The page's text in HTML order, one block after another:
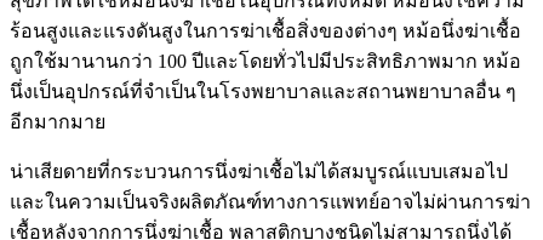
ร้อนสูงและแรงดันสูงในการฆ่าเชื้อสิ่งของต่างๆ หม้อนึ่งฆ่าเชื้อ
ถูกใช้มานานกว่า 100 ปีและโดยทั่วไปมีประสิทธิภาพมาก หม้อ
นึ่งเป็นอุปกรณ์ที่จำเป็นในโรงพยาบาลและสถานพยาบาลอื่น ๆ
อีกมากมาย
น่าเสียดายที่กระบวนการนึ่งฆ่าเชื้อไม่ได้สมบูรณ์แบบเสมอไป
และในความเป็นจริงผลิตภัณฑ์ทางการแพทย์อาจไม่ผ่านการฆ่า
เชื้อหลังจากการนึ่งฆ่าเชื้อ พลาสติกบางชนิดไม่สามารถนึ่งได้